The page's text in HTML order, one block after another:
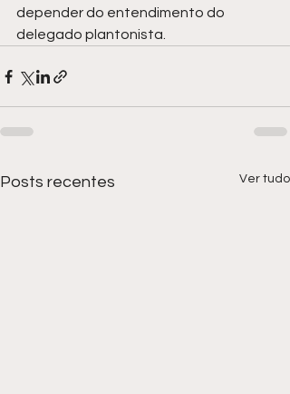
depender do entendimento do
delegado plantonista.
Posts recentes Ver tudo